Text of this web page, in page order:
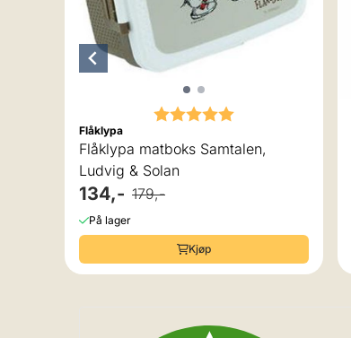
Karakter:
Flåklypa
Flåklypa matboks Samtalen,
Ludvig & Solan
134,- 179,-
På lager
Kjøp